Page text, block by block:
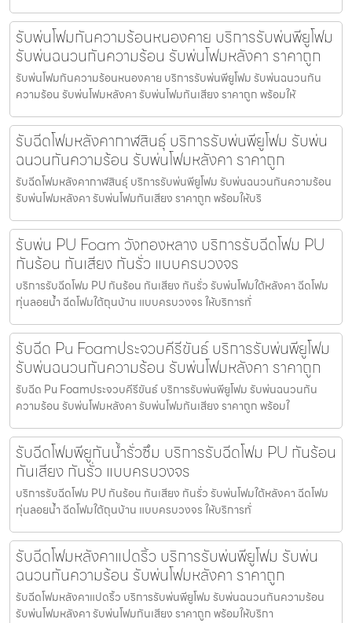
รับพ่นโฟมกันความร้อนหนองคาย บริการรับพ่นพียูโฟม
รับพ่นฉนวนกันความร้อน รับพ่นโฟมหลังคา ราคาถูก
รับพ่นโฟมกันความร้อนหนองคาย บริการรับพ่นพียูโฟม รับพ่นฉนวนกัน
ความร้อน รับพ่นโฟมหลังคา รับพ่นโฟมกันเสียง ราคาถูก พร้อมให้
รับฉีดโฟมหลังคากาฬสินธุ์ บริการรับพ่นพียูโฟม รับพ่น
ฉนวนกันความร้อน รับพ่นโฟมหลังคา ราคาถูก
รับฉีดโฟมหลังคากาฬสินธุ์ บริการรับพ่นพียูโฟม รับพ่นฉนวนกันความร้อน
รับพ่นโฟมหลังคา รับพ่นโฟมกันเสียง ราคาถูก พร้อมให้บริ
รับพ่น PU Foam วังทองหลาง บริการรับฉีดโฟม PU
กันร้อน กันเสียง กันรั่ว แบบครบวงจร
บริการรับฉีดโฟม PU กันร้อน กันเสียง กันรั่ว รับพ่นโฟมใต้หลังคา ฉีดโฟม
ทุ่นลอยน้ำ ฉีดโฟมใต้ถุนบ้าน แบบครบวงจร ให้บริการทั่
รับฉีด Pu Foamประจวบคีรีขันธ์ บริการรับพ่นพียูโฟม
รับพ่นฉนวนกันความร้อน รับพ่นโฟมหลังคา ราคาถูก
รับฉีด Pu Foamประจวบคีรีขันธ์ บริการรับพ่นพียูโฟม รับพ่นฉนวนกัน
ความร้อน รับพ่นโฟมหลังคา รับพ่นโฟมกันเสียง ราคาถูก พร้อมใ
รับฉีดโฟมพียูกันน้ำรั่วซึม บริการรับฉีดโฟม PU กันร้อน
กันเสียง กันรั่ว แบบครบวงจร
บริการรับฉีดโฟม PU กันร้อน กันเสียง กันรั่ว รับพ่นโฟมใต้หลังคา ฉีดโฟม
ทุ่นลอยน้ำ ฉีดโฟมใต้ถุนบ้าน แบบครบวงจร ให้บริการทั่
รับฉีดโฟมหลังคาแปดริ้ว บริการรับพ่นพียูโฟม รับพ่น
ฉนวนกันความร้อน รับพ่นโฟมหลังคา ราคาถูก
รับฉีดโฟมหลังคาแปดริ้ว บริการรับพ่นพียูโฟม รับพ่นฉนวนกันความร้อน
รับพ่นโฟมหลังคา รับพ่นโฟมกันเสียง ราคาถูก พร้อมให้บริกา